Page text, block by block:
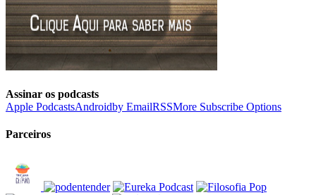
Assinar os podcasts
Apple PodcastsAndroidby EmailRSSMore Subscribe Options
Parceiros